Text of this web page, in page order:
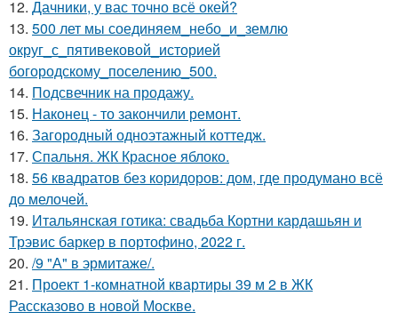
12. Дачники, у вас точно всё окей?
13. 500 лет мы соединяем_небо_и_землю
округ_с_пятивековой_историей
богородскому_поселению_500.
14. Подсвечник на продажу.
15. Наконец - то закончили ремонт.
16. Загородный одноэтажный коттедж.
17. Спальня. ЖК Красное яблоко.
18. 56 квадратов без коридоров: дом, где продумано всё
до мелочей.
19. Итальянская готика: свадьба Кортни кардашьян и
Трэвис баркер в портофино, 2022 г.
20. /9 "А" в эрмитаже/.
21. Проект 1-комнатной квартиры 39 м 2 в ЖК
Рассказово в новой Москве.